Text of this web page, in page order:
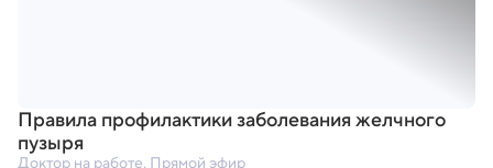
Правила профилактики заболевания желчного
пузыря
Доктор на работе. Прямой эфир